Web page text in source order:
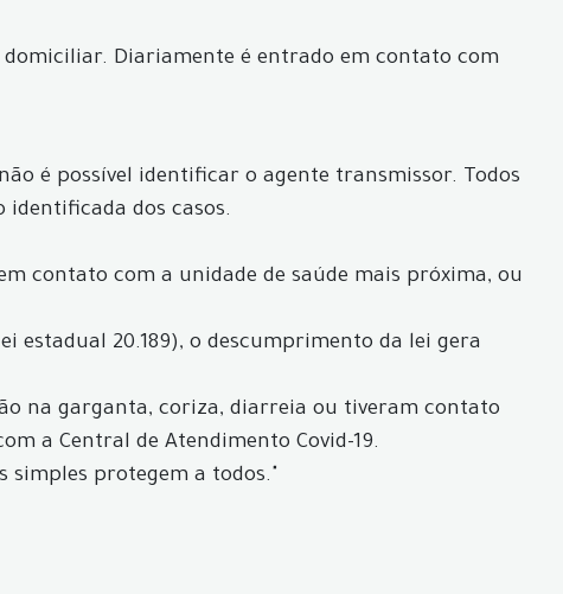
Diariamente é entrado em contato com
é possível identificar o agente transmissor. Todos
identificada dos casos.
contato com a unidade de saúde mais próxima, ou
estadual 20.189), o descumprimento da lei gera
na garganta, coriza, diarreia ou tiveram contato
a Central de Atendimento Covid-19.
simples protegem a todos."